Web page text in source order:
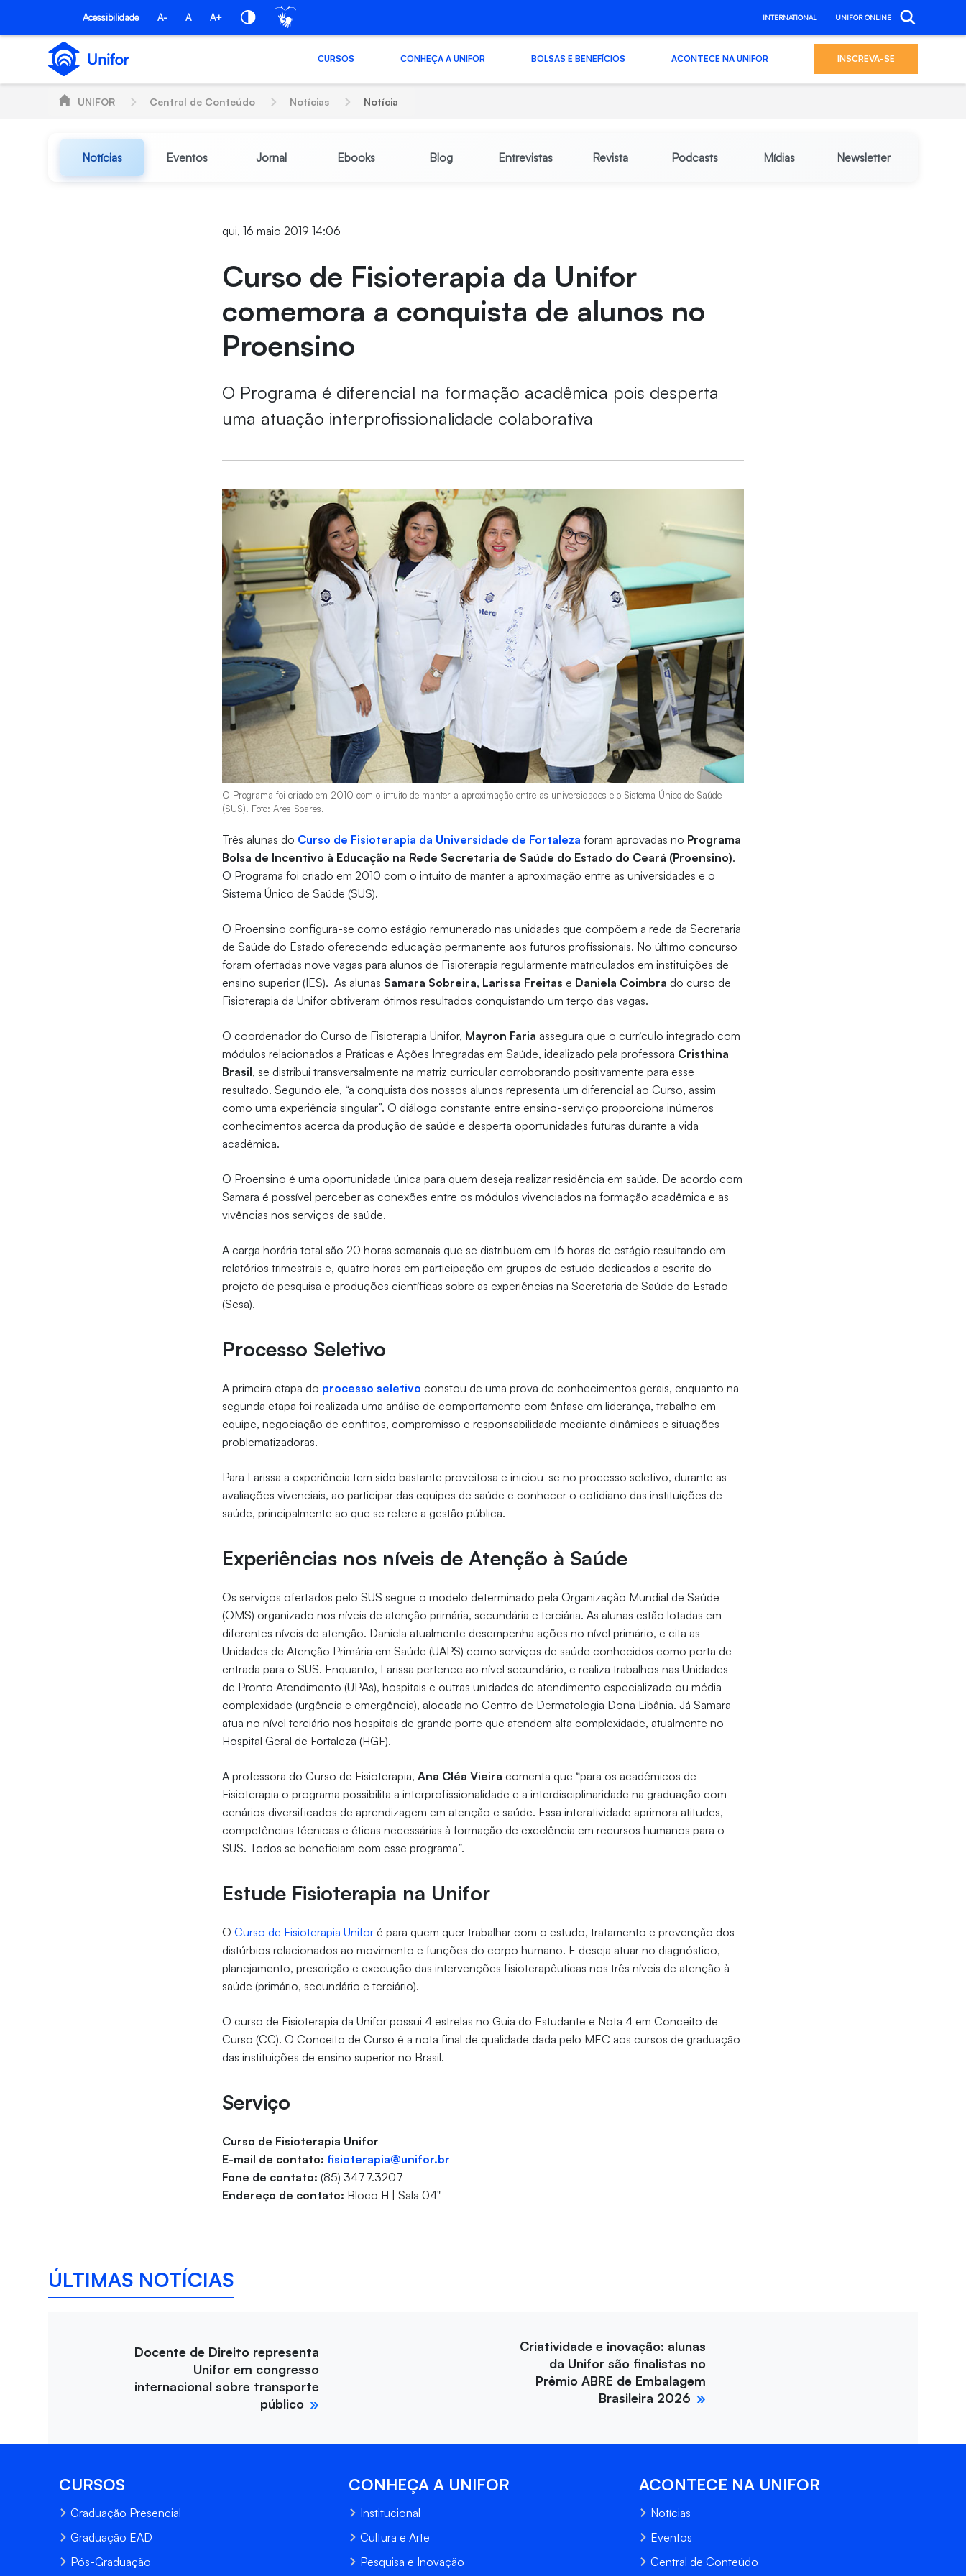
Pular para o Conteúdo principal
Acessibilidade A- A A+ INTERNATIONAL UNIFOR ONLINE
CURSOS CONHEÇA A UNIFOR BOLSAS E BENEFÍCIOS ACONTECE NA UNIFOR INSCREVA-SE
UNIFOR Central de Conteúdo Notícias Notícia
Notícias Eventos Jornal Ebooks Blog Entrevistas Revista Podcasts Mídias Newsletter
qui, 16 maio 2019 14:06
Curso de Fisioterapia da Unifor
comemora a conquista de alunos no
Proensino
O Programa é diferencial na formação acadêmica pois desperta
uma atuação interprofissionalidade colaborativa
O Programa foi criado em 2010 com o intuito de manter a aproximação entre as universidades e o Sistema Único de Saúde
(SUS). Foto: Ares Soares.
Três alunas do Curso de Fisioterapia da Universidade de Fortaleza foram aprovadas no Programa
Bolsa de Incentivo à Educação na Rede Secretaria de Saúde do Estado do Ceará (Proensino).
O Programa foi criado em 2010 com o intuito de manter a aproximação entre as universidades e o
Sistema Único de Saúde (SUS).
O Proensino configura-se como estágio remunerado nas unidades que compõem a rede da Secretaria
de Saúde do Estado oferecendo educação permanente aos futuros profissionais. No último concurso
foram ofertadas nove vagas para alunos de Fisioterapia regularmente matriculados em instituições de
ensino superior (IES). As alunas Samara Sobreira, Larissa Freitas e Daniela Coimbra do curso de
Fisioterapia da Unifor obtiveram ótimos resultados conquistando um terço das vagas.
O coordenador do Curso de Fisioterapia Unifor, Mayron Faria assegura que o currículo integrado com
módulos relacionados a Práticas e Ações Integradas em Saúde, idealizado pela professora Cristhina
Brasil, se distribui transversalmente na matriz curricular corroborando positivamente para esse
resultado. Segundo ele, “a conquista dos nossos alunos representa um diferencial ao Curso, assim
como uma experiência singular”. O diálogo constante entre ensino-serviço proporciona inúmeros
conhecimentos acerca da produção de saúde e desperta oportunidades futuras durante a vida
acadêmica.
O Proensino é uma oportunidade única para quem deseja realizar residência em saúde. De acordo com
Samara é possível perceber as conexões entre os módulos vivenciados na formação acadêmica e as
vivências nos serviços de saúde.
A carga horária total são 20 horas semanais que se distribuem em 16 horas de estágio resultando em
relatórios trimestrais e, quatro horas em participação em grupos de estudo dedicados a escrita do
projeto de pesquisa e produções científicas sobre as experiências na Secretaria de Saúde do Estado
(Sesa).
Processo Seletivo
A primeira etapa do processo seletivo constou de uma prova de conhecimentos gerais, enquanto na
segunda etapa foi realizada uma análise de comportamento com ênfase em liderança, trabalho em
equipe, negociação de conflitos, compromisso e responsabilidade mediante dinâmicas e situações
problematizadoras.
Para Larissa a experiência tem sido bastante proveitosa e iniciou-se no processo seletivo, durante as
avaliações vivenciais, ao participar das equipes de saúde e conhecer o cotidiano das instituições de
saúde, principalmente ao que se refere a gestão pública.
Experiências nos níveis de Atenção à Saúde
Os serviços ofertados pelo SUS segue o modelo determinado pela Organização Mundial de Saúde
(OMS) organizado nos níveis de atenção primária, secundária e terciária. As alunas estão lotadas em
diferentes níveis de atenção. Daniela atualmente desempenha ações no nível primário, e cita as
Unidades de Atenção Primária em Saúde (UAPS) como serviços de saúde conhecidos como porta de
entrada para o SUS. Enquanto, Larissa pertence ao nível secundário, e realiza trabalhos nas Unidades
de Pronto Atendimento (UPAs), hospitais e outras unidades de atendimento especializado ou média
complexidade (urgência e emergência), alocada no Centro de Dermatologia Dona Libânia. Já Samara
atua no nível terciário nos hospitais de grande porte que atendem alta complexidade, atualmente no
Hospital Geral de Fortaleza (HGF).
A professora do Curso de Fisioterapia,Ana Cléa Vieira comenta que “para os acadêmicos de
Fisioterapia o programa possibilita a interprofissionalidade e a interdisciplinaridade na graduação com
cenários diversificados de aprendizagem em atenção e saúde. Essa interatividade aprimora atitudes,
competências técnicas e éticas necessárias à formação de excelência em recursos humanos para o
SUS. Todos se beneficiam com esse programa”.
Estude Fisioterapia na Unifor
OCurso de Fisioterapia Unifor é para quem quer trabalhar com o estudo, tratamento e prevenção dos
distúrbios relacionados ao movimento e funções do corpo humano. E deseja atuar no diagnóstico,
planejamento, prescrição e execução das intervenções fisioterapêuticas nos três níveis de atenção à
saúde (primário, secundário e terciário).
O curso de Fisioterapia da Unifor possui 4 estrelas no Guia do Estudante e Nota 4 em Conceito de
Curso (CC). O Conceito de Curso é a nota final de qualidade dada pelo MEC aos cursos de graduação
das instituições de ensino superior no Brasil.
Serviço
Curso de Fisioterapia Unifor
E-mail de contato: fisioterapia@unifor.br
Fone de contato:(85) 3477.3207
Endereço de contato: Bloco H | Sala 04"
ÚLTIMAS NOTÍCIAS
Docente de Direito representa
Unifor em congresso
internacional sobre transporte
público
Criatividade e inovação: alunas
da Unifor são finalistas no
Prêmio ABRE de Embalagem
Brasileira 2026
CURSOS
Graduação Presencial
Graduação EAD
Pós-Graduação
CONHEÇA A UNIFOR
Institucional
Cultura e Arte
Pesquisa e Inovação
ACONTECE NA UNIFOR
Notícias
Eventos
Central de Conteúdo